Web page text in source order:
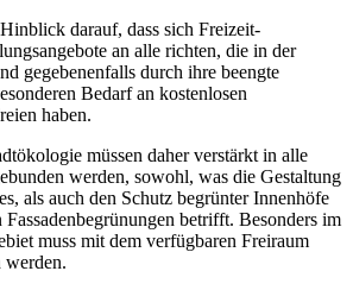
darauf, dass sich Freizeit-
an alle richten, die in der
gegebenenfalls durch ihre beengte
Bedarf an kostenlosen
haben.
müssen daher verstärkt in alle
werden, sowohl, was die Gestaltung
als auch den Schutz begrünter Innenhöfe
betrifft. Besonders im
muss mit dem verfügbaren Freiraum
werden.